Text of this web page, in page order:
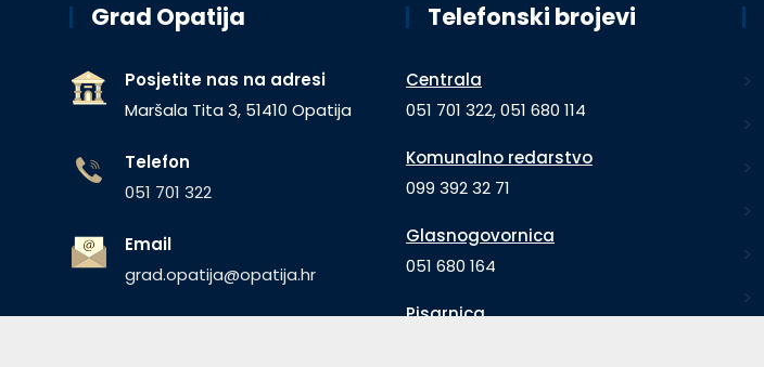
Grad Opatija
Posjetite nas na adresi
Maršala Tita 3, 51410 Opatija
Telefon
051 701 322
Email
grad.opatija@opatija.hr
Telefonski brojevi
Centrala
051 701 322, 051 680 114
Komunalno redarstvo
099 392 32 71
Glasnogovornica
051 680 164
Pisarnica